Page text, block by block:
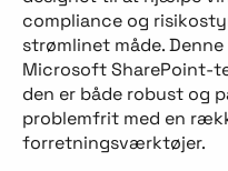
compliance og
strømlinet måde.
Microsoft SharePoint-
den er både robust og
problemfrit med en
forretningsværktøjer.